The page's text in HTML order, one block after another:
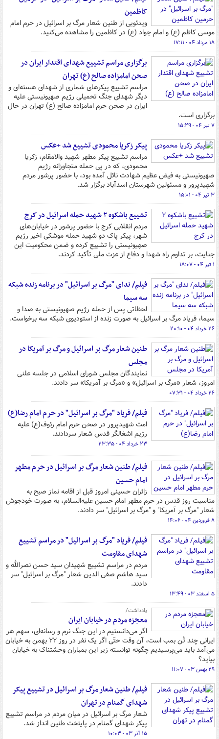
کاظمین
ویدئویی از طنین شعار مرگ بر اسرائیل در حرم امام
موسی کاظم (ع) و امام جواد (ع) در کاظمین را مشاهده می‌کنید.
۱۸ مرداد ۰۴ - ۱۷:۱۱
برگزاری مراسم تشییع شهدای اقتدار ایران در
صحن امامزاده صالح (ع) تهران
مراسم تشییع پیکرهای شماری از شهدای هسته‌ای و
دیگر شهدای جنگ تحمیلی رژیم صهیونیستی علیه
ایران در صحن حرم امامزاده صالح (ع) تهران در حال
برگزاری است.
۷ تیر ۰۴ - ۱۵:۲۹
پیکر زکریا محمودی تشییع شد +‌عکس
مراسم تشییع پیکر مطهر شهید والامقام، زکریا
محمودی، که در پی حمله متجاوزانه رژیم
صهیونیستی به فیض عظیم شهادت نائل آمده بود، با حضور پرشور مردم
شهیدپرور و مسئولین شهرستان اسدآباد برگزار شد.
۳ تیر ۰۴ - ۱۵:۰۱
تشییع باشکوه ۲ شهید حمله اسرائیل در کرج‌
‌مردم انقلابی کرج با حضور پرشور در خیابان‌های
شهر، پیکر پاک دو شهید حمله موشکی اخیر رژیم
صهیونیستی را تشییع کرده و ضمن محکومیت این
جنایت، بر تداوم راه شهدا و دفاع از عزت ملی تأکید کردند.
۱ تیر ۰۴ - ۱۸:۰۷
فیلم/ ندای "مرگ بر اسرائیل" در برنامه زنده شبکه
سه سیما
لحظاتی پس از حمله رژیم صهیونیستی به صدا و
سیما، فریاد مرگ بر اسرائیل به صورت زنده از استودیوی شبکه سه برخواست.
۲۶ خرداد ۰۴ - ۲۰:۱۰
طنین شعار مرگ بر اسرائیل و مرگ بر آمریکا در
مجلس
نمایندگان مجلس شورای اسلامی در جلسه علنی
امروز، شعار «مرگ بر اسرائیل» و «مرگ بر آمریکا» سر دادند.
۲۶ خرداد ۰۴ - ۰۷:۳۱
فیلم/ فریاد "مرگ ‌بر اسرائیل" در حرم امام رضا(ع)
امت شهیدپرور در صحن حرم امام رئوف(ع) علیه
رژیم اشغالگر قدس شعار سردادند.
۲۳ خرداد ۰۴ - ۲۳:۳۵
فیلم/ طنین شعار مرگ بر اسرائیل در حرم مطهر
امام حسین
زائران حسینی امروز قبل از اقامه نماز صبح به
مناسبت روز قدس در حرم مطهر امام حسین علیه‌السلام، به صورت خودجوش
شعار "مرگ بر آمریکا" و "مرگ بر اسرائیل" سر دادند.
۸ فروردین ۰۴ - ۱۴:۰۶
فیلم/ فریاد "مرگ بر اسرائیل" در مراسم تشییع
شهدای مقاومت
مردم در مراسم تشییع شهیدان سید حسن نصرالله و
سید هاشم صفی الدین شعار "مرگ بر اسرائیل" سر
دادند.
۵ اسفند ۰۳ - ۱۳:۴۹
یادداشت/
معجزه مردم در خیابان ایران
اگر می‌دانستیم در این جنگ نرم و رسانه‌ای، سهم هر
ایرانی چند تُن بمب است، آن‌ وقت حتّی اگر یک نفر در روز ۲۲ بهمن به خیابان
می‌آمد باید می‌پرسیدیم چگونه توانسته زیر این بمباران وحشتناک به خیابان
بیاید؟
۲۹ بهمن ۰۳ - ۱۱:۰۷
فیلم/ طنین شعار مرگ بر اسرائیل در تشییع پیکر
شهدای گمنام در تهران
شعار مرگ بر اسرائیل در میان مردم در مراسم تشییع
پیکر شهدای گمنام در پایتخت طنین انداز شد.
۱۵ آذر ۰۳ - ۱۰:۰۳